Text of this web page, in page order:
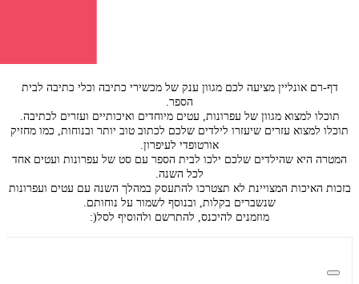
דף-רם אונליין מציעה לכם מגוון ענק של מכשירי כתיבה וכלי כתיבה לבית
הספר.
תוכלו למצוא מגוון של עפרונות, עטים מיוחדים ואיכותיים ועזרים לכתיבה.
תוכלו למצוא עזרים שיעזרו לילדים שלכם לכתוב טוב יותר ובנוחות, כמו מחזיק
אורטופדי לעיפרון.
המטרה היא שהילדים שלכם ילכו לבית הספר עם סט של עפרונות ועטים אחד
לכל השנה.
בזכות האיכות המצויינת לא תצטרכו להתעסק במהלך השנה עם עטים ועפרונות
שנשברים בקלות, ובנוסף לשמור על נוחותם.
מוזמנים להיכנס, להתרשם ולהוסיף לסל(: